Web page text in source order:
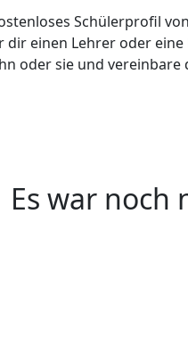
Schülerprofil
dir einen Lehrer oder
oder sie und vereinbare
Es war noch